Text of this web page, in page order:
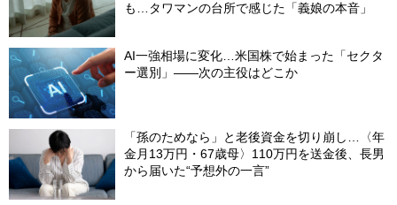
も…タワマンの台所で感じた「義娘の本音」
AI一強相場に変化…米国株で始まった「セクタ
ー選別」――次の主役はどこか
「孫のためなら」と老後資金を切り崩し…〈年
金月13万円・67歳母〉110万円を送金後、長男
から届いた“予想外の一言”